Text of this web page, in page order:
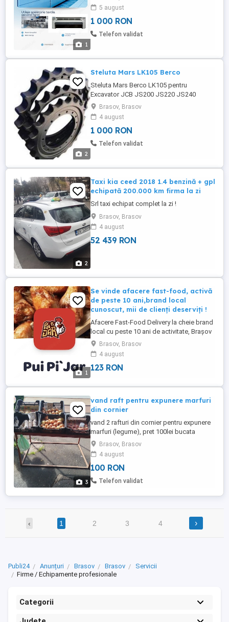
1
5 august
1 000 RON
Telefon validat
2
Steluta Mars LK105 Berco
Steluta Mars Berco LK105 pentru
Excavator JCB JS200 JS220 JS240
Buldozer divers Excavator Produs nou
2bucati 1000 lei
Brasov, Brasov
4 august
1 000 RON
Telefon validat
2
Taxi kia ceed 2018 1.4 benzină + gpl
echipată 200.000 km firma la zi
Srl taxi echipat complet la zi !
Brasov, Brasov
4 august
52 439 RON
1
Se vinde afacere fast-food, activă
de peste 10 ani,brand local
cunoscut, mii de clienți deserviți !
Afacere Fast-Food Delivery la cheie brand
local cu peste 10 ani de activitate, Brașov
Se oferă spre vânzare o afacere complet
funcțională, construită și dezvoltată în
peste 10 ani de activitate, cu reputație
excelentă în Brașov. Nu vinzi și nu cumperi
funcționează ...
Brasov, Brasov
4 august
123 RON
3
vand raft pentru expunere marfuri
din cornier
vand 2 rafturi din cornier pentru expunere
marfuri (legume), pret 100lei bucata
Brasov, Brasov
4 august
100 RON
Telefon validat
‹ 1 2 3 4 ›
Publi24 Anunțuri Brasov Brasov
Servicii
Firme / Echipamente profesionale
Categorii